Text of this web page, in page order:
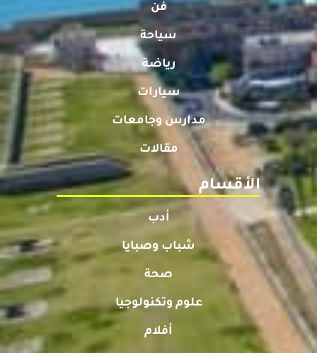
فن
سياحة
رياضة
سيارات
مدارس وجامعات
مقالات
الأقسام
أدب
شباب وصبايا
صحة
علوم وتكنولوجيا
أفلام